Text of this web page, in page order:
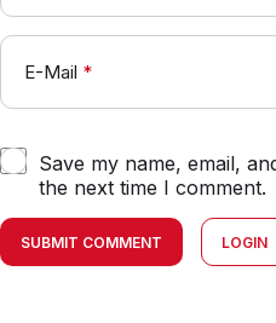
E-Mail *
Save my name, email,
the next time I comment.
SUBMIT COMMENT LOGIN